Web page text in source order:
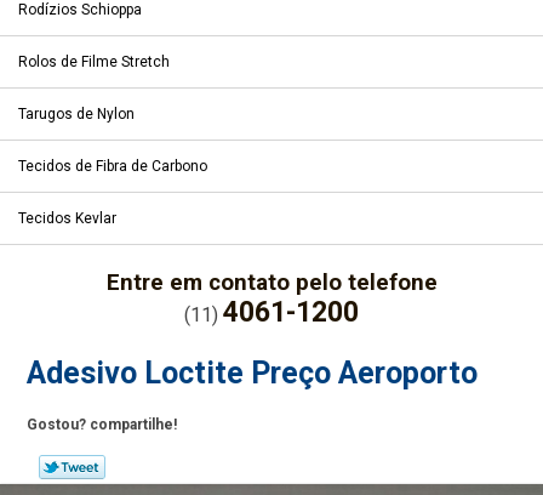
Rodízios Schioppa
Rolos de Filme Stretch
Tarugos de Nylon
Tecidos de Fibra de Carbono
Tecidos Kevlar
Entre em contato pelo telefone
(11) 4061-1200
Adesivo Loctite Preço Aeroporto
Gostou? compartilhe!